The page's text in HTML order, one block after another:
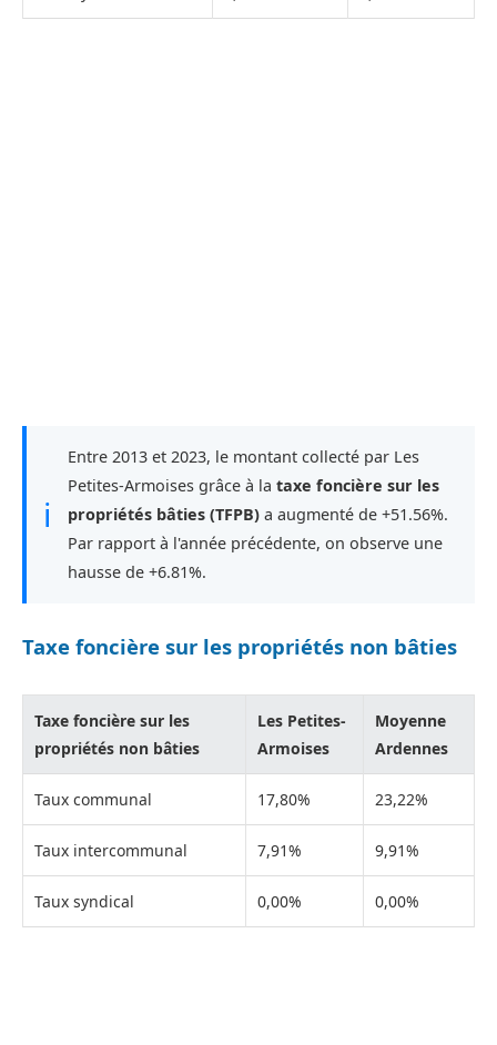
ℹ
Entre 2013 et 2023, le montant collecté par Les
Petites-Armoises grâce à la taxe foncière sur les
propriétés bâties (TFPB) a augmenté de +51.56%.
Par rapport à l'année précédente, on observe une
hausse de +6.81%.
Taxe foncière sur les propriétés non bâties
Taxe foncière sur les
propriétés non bâties
Les Petites-
Armoises
Moyenne
Ardennes
Taux communal 17,80% 23,22%
Taux intercommunal 7,91% 9,91%
Taux syndical 0,00% 0,00%